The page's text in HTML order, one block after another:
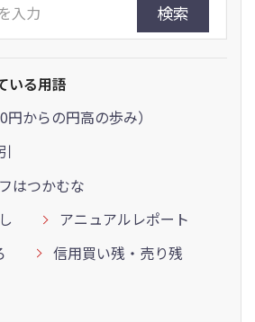
検索
いる用語
からの円高の歩み）
はつかむな
アニュアルレポート
信用買い残・売り残